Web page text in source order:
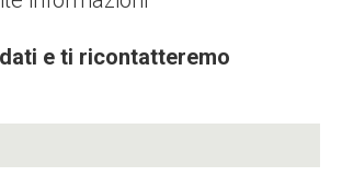
e ti ricontatteremo